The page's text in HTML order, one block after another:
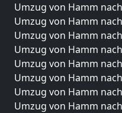
Umzug von Hamm
Umzug von Hamm
Umzug von Hamm
Umzug von Hamm
Umzug von Hamm
Umzug von Hamm
Umzug von Hamm
Umzug von Hamm